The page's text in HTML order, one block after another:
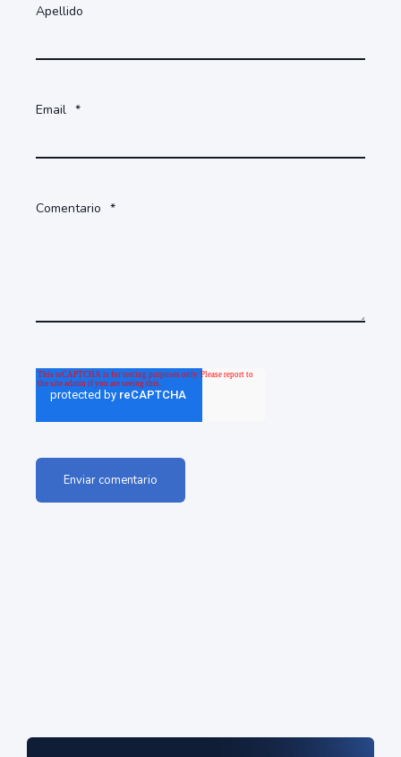
Apellido
Email *
Comentario *